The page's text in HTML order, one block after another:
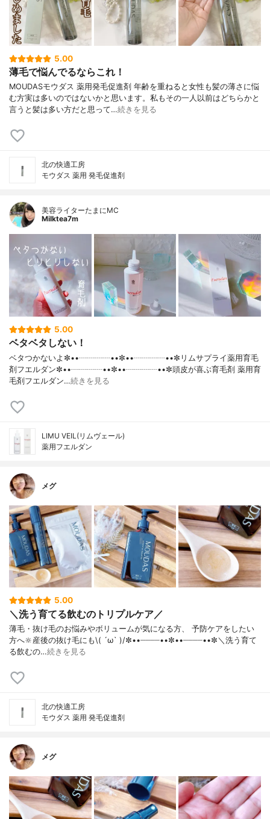
5.00
薄毛で悩んでるならこれ！
MOUDASモウダス 薬用発毛促進剤 年齢を重ねると女性も髪の薄さに悩
む方実は多いのではないかと思います。私もその一人以前はどちらかと
言うと髪は多い方だと思って…続きを見る
北の快適工房
モウダス 薬用 発毛促進剤
美容ライターたまにMC
Milktea7m
5.00
ベタベタしない！
ベタつかないよ✼••┈┈┈┈••✼••┈┈┈┈••✼リムサプライ薬用育毛
剤フエルダン✼••┈┈┈┈••✼••┈┈┈┈••✼頭皮が喜ぶ育毛剤 薬用育
毛剤フエルダン…続きを見る
LIMU VEIL(リムヴェール)
薬用フエルダン
メグ
5.00
＼洗う育てる飲むのトリプルケア／
薄毛・抜け毛のお悩みやボリュームが気になる方、 予防ケアをしたい
方へ🔆産後の抜け毛にも\( ´ω` )/✼••┈┈┈┈••✼••┈┈┈┈••✼＼洗う育て
る飲むの…続きを見る
北の快適工房
モウダス 薬用 発毛促進剤
メグ